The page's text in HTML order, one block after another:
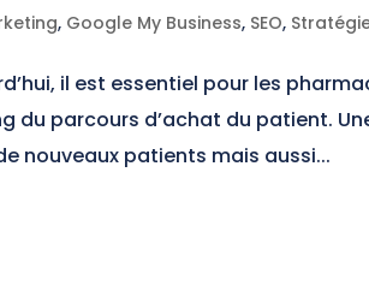
, Google My Business, SEO,
il est essentiel pour les
du parcours d’achat du patient.
nouveaux patients mais aussi...